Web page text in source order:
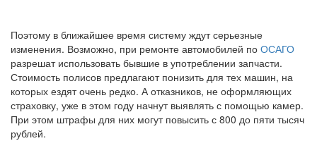
Поэтому в ближайшее время систему ждут серьезные
изменения. Возможно, при ремонте автомобилей по ОСАГО
разрешат использовать бывшие в употреблении запчасти.
Стоимость полисов предлагают понизить для тех машин, на
которых ездят очень редко. А отказников, не оформляющих
страховку, уже в этом году начнут выявлять с помощью камер.
При этом штрафы для них могут повысить с 800 до пяти тысяч
рублей.